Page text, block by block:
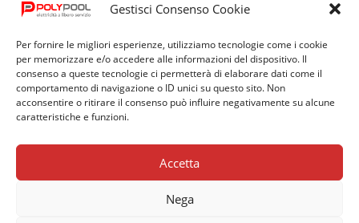
Gestisci Consenso Cookie
Per fornire le migliori esperienze, utilizziamo tecnologie come i cookie
per memorizzare e/o accedere alle informazioni del dispositivo. Il
consenso a queste tecnologie ci permetterà di elaborare dati come il
comportamento di navigazione o ID unici su questo sito. Non
acconsentire o ritirare il consenso può influire negativamente su alcune
caratteristiche e funzioni.
Accetta
Nega
Privacy
Cookie
Policy
News